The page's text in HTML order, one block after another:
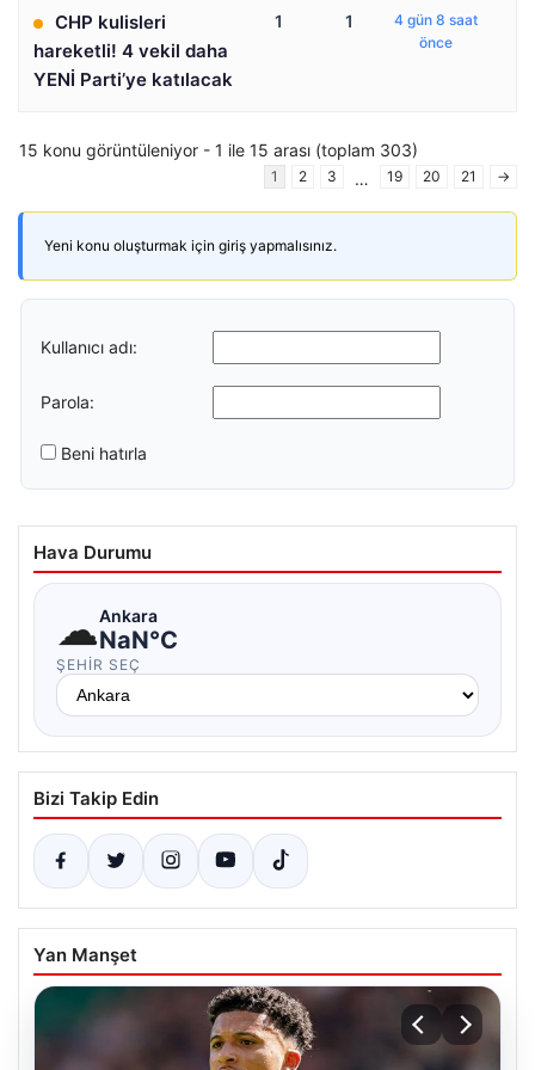
CHP kulisleri
hareketli! 4 vekil daha
YENİ Parti’ye katılacak
1 1
4 gün 8 saat
önce
15 konu görüntüleniyor - 1 ile 15 arası (toplam 303)
1 2 3 … 19 20 21 →
Yeni konu oluşturmak için giriş yapmalısınız.
Kullanıcı adı:
Parola:
Beni hatırla
Hava Durumu
☁Ankara
NaN°C
ŞEHIR SEÇ
Bizi Takip Edin
Yan Manşet